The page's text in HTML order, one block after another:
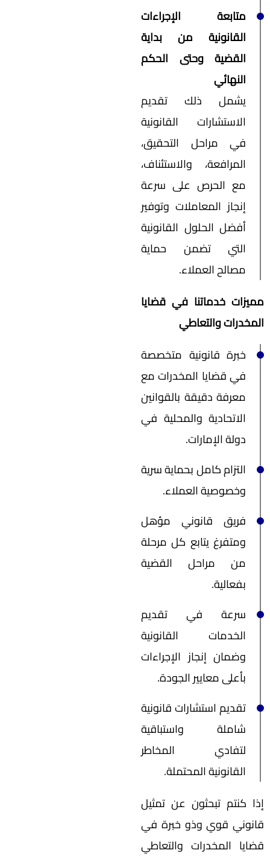
متابعة الإجراءات
القانونية من بداية
القضية وحتى الحكم
النهائي
يشمل ذلك تقديم
الاستشارات القانونية
في مراحل التحقيق،
المرافعة، والاستئناف،
مع الحرص على سرعة
إنجاز المعاملات وتوفير
أفضل الحلول القانونية
التي تضمن حماية
مصالح العملاء.
مميزات خدماتنا في قضايا
المخدرات والتعاطي
خبرة قانونية متخصصة
في قضايا المخدرات مع
معرفة دقيقة بالقوانين
الاتحادية والمحلية في
دولة الإمارات.
التزام كامل بحماية سرية
وخصوصية العملاء.
فريق قانوني مؤهل
ومتفرغ يتابع كل مرحلة
من مراحل القضية
بفعالية.
سرعة في تقديم
الخدمات القانونية
وضمان إنجاز الإجراءات
بأعلى معايير الجودة.
تقديم استشارات قانونية
شاملة واستباقية
لتفادي المخاطر
القانونية المحتملة.
إذا كنتم تبحثون عن تمثيل
قانوني قوي وذو خبرة في
قضايا المخدرات والتعاطي